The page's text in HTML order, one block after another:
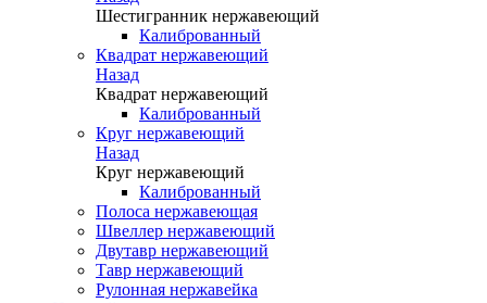
Шестигранник нержавеющий
Калиброванный
Квадрат нержавеющий
Назад
Квадрат нержавеющий
Калиброванный
Круг нержавеющий
Назад
Круг нержавеющий
Калиброванный
Полоса нержавеющая
Швеллер нержавеющий
Двутавр нержавеющий
Тавр нержавеющий
Рулонная нержавейка